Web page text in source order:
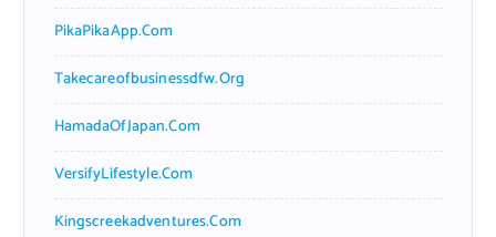
PikaPikaApp.com
Takecareofbusinessdfw.org
HamadaOfJapan.com
VersifyLifestyle.com
Kingscreekadventures.com